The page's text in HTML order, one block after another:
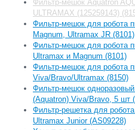
Фильтр-мешок Aquatron
ULTRAMAX (125259143)
Фильтр-мешок для робота
Magnum, Ultramax JR (8101)
Фильтр-мешок для робота
Ultramax и Magnum (8101)
Фильтр-мешок для робота
Viva/Bravo/Ultramax (8150)
Фильтр-мешок
(Aquatron) Viva/Bravo, 5 шт
Фильтр-решетка для
Ultramax Junior (AS09228)